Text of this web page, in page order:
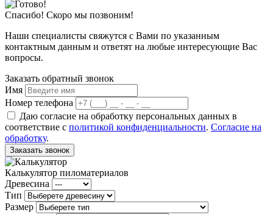
Спасибо! Скоро мы позвоним!
Наши специалисты свяжутся с Вами по указанным
контактным данным и ответят на любые интересующие Вас
вопросы.
Заказать обратный звонок
Имя
Номер телефона
Даю согласие на обработку персональных данных в
соответствие с политикой конфиденциальности. Согласие на
обработку.
Заказать звонок
Калькулятор пиломатериалов
Древесина
Тип
Размер